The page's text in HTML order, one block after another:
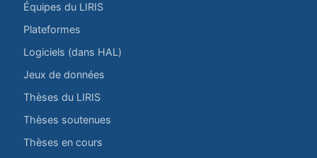
Équipes du LIRIS
Plateformes
Logiciels (dans HAL)
Jeux de données
Thèses du LIRIS
Thèses soutenues
Thèses en cours